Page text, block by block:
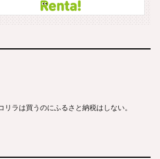
ラは買うのにふるさと納税はしない。